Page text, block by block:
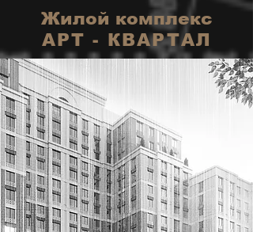
Жилой комплекс
АРТ - КВАРТАЛ